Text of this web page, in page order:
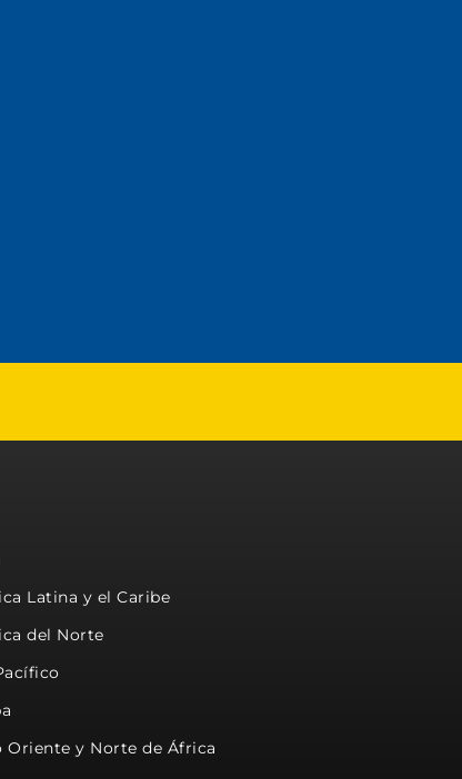
Latina y el Caribe
del Norte
Oriente y Norte de África